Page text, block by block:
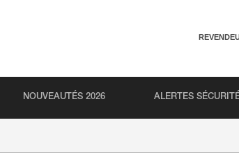
NOUVEAUTÉS 2026 ALERTES